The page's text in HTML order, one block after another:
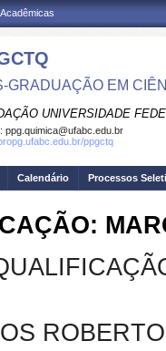
GRADUAÇÃO EM
UNIVERSIDADE
ppg.quimica@ufabc.edu.br
ppgctq
Calendário Processos